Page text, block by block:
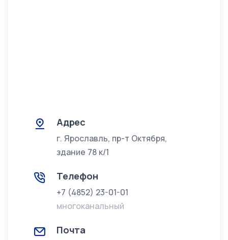
Адрес
г. Ярославль, пр-т Октября,
здание 78 к/1
Телефон
+7 (4852) 23-01-01
многоканальный
Почта